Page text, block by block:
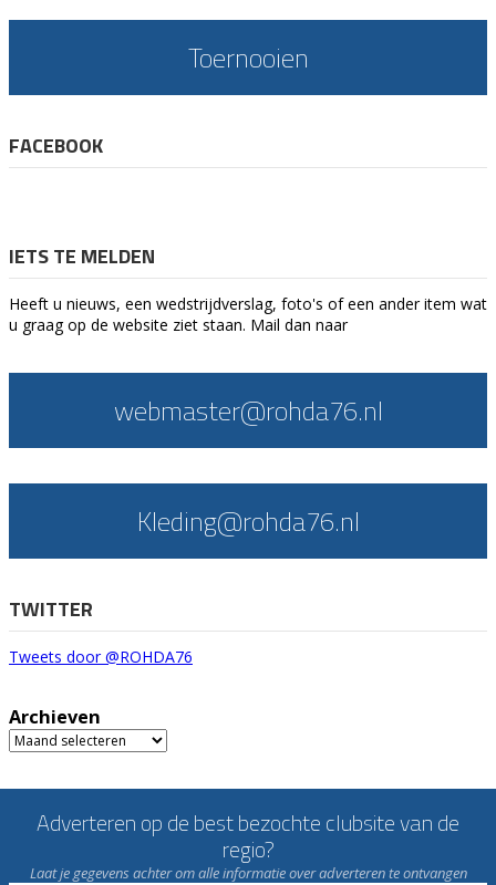
Toernooien
FACEBOOK
IETS TE MELDEN
Heeft u nieuws, een wedstrijdverslag, foto's of een ander item wat
u graag op de website ziet staan. Mail dan naar
webmaster@rohda76.nl
Kleding@rohda76.nl
TWITTER
Tweets door @ROHDA76
Archieven
Archieven
Adverteren op de best bezochte clubsite van de
regio?
Laat je gegevens achter om alle informatie over adverteren te ontvangen